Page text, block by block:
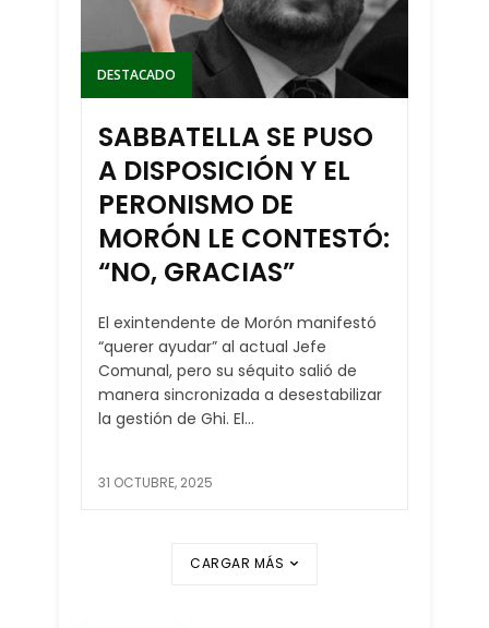
DESTACADO
SABBATELLA SE PUSO
A DISPOSICIÓN Y EL
PERONISMO DE
MORÓN LE CONTESTÓ:
“NO, GRACIAS”
El exintendente de Morón manifestó
“querer ayudar” al actual Jefe
Comunal, pero su séquito salió de
manera sincronizada a desestabilizar
la gestión de Ghi. El...
31 OCTUBRE, 2025
CARGAR MÁS